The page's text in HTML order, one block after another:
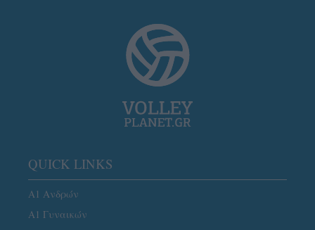
QUICK LINKS
Α1 Ανδρών
Α1 Γυναικών